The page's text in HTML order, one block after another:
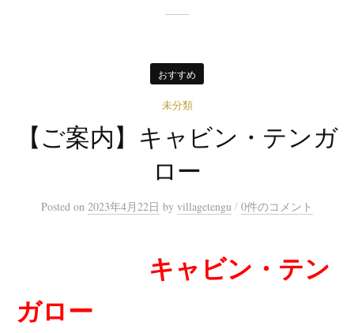
おすすめ
未分類
【ご案内】キャビン・テンガ
ロー
Posted on 2023年4月22日 by villagetengu / 0件のコメント
キャビン・テン
ガロー